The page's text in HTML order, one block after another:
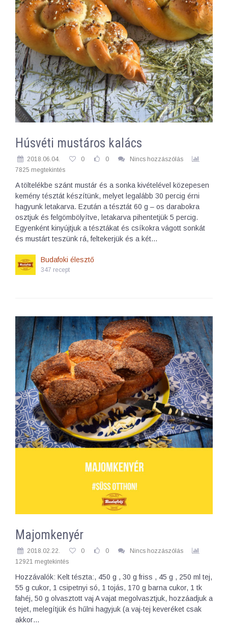
Húsvéti mustáros kalács
2018.06.04. 0 0
Nincs hozzászólás
7825 megtekintés
A töltelékbe szánt mustár és a sonka kivételével közepesen
kemény tésztát készítünk, melyet legalább 30 percig érni
hagyunk letakarva. Ezután a tésztát 60 g – os darabokra
osztjuk és felgömbölyítve, letakarva pihentetjük 5 percig.
Egyenként kinyújtjuk a tésztákat és csíkokra vágott sonkát
és mustárt teszünk rá, feltekerjük és a két…
Budafoki élesztő
347 recept
Majomkenyér
2018.02.22. 0 0
Nincs hozzászólás
12921 megtekintés
Hozzávalók: Kelt tészta:, 450 g , 30 g friss , 45 g , 250 ml tej,
55 g cukor, 1 csipetnyi só, 1 tojás, 170 g barna cukor, 1 tk
fahéj, 50 g olvasztott vaj A vajat megolvasztjuk, hozzáadjuk a
tejet, melegítjük és hűlni hagyjuk (a vaj-tej keveréket csak
akkor…